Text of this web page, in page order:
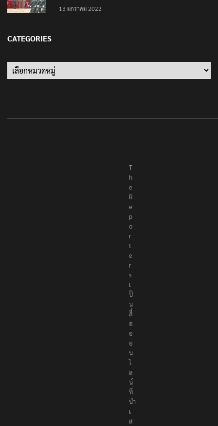
13 มกราคม 2022
CATEGORIES
Categories
T
h
e
R
e
p
o
r
t
e
r
s
เ
ป็
น
สื่
อ
อ
อ
น
ไ
ล
น์
ที่
นำ
เ
ส